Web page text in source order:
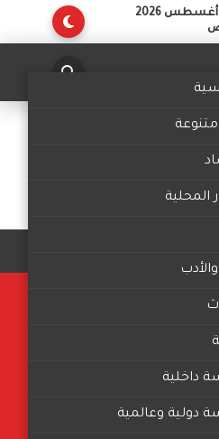
متنوعة
المحلية
داخلية
دولية وعالمية
أسماء
حديثا
07:42:30 ص